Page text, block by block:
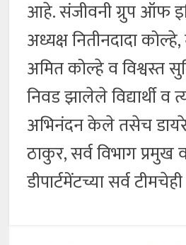
आहे. संजीवनी ग्रुप ऑफ
अध्यक्ष नितीनदादा
अमित कोल्हे व विश्वस्त
निवड झालेले विद्यार्थी व
अभिनंदन केले तसेच
ठाकुर, सर्व विभाग
डीपार्टमेंटच्या सर्व